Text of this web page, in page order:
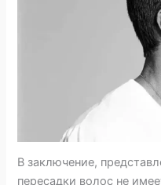
В заключение,
пересадки волос не